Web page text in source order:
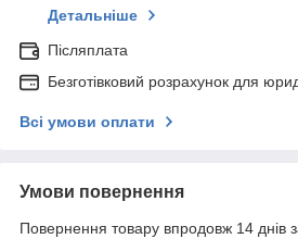
Детальніше
Післяплата
Безготівковий розрахунок для
Всі умови оплати
Умови повернення
Повернення товару впродовж 14 днів